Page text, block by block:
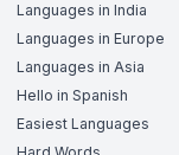
Languages in India
Languages in Europe
Languages in Asia
Hello in Spanish
Easiest Languages